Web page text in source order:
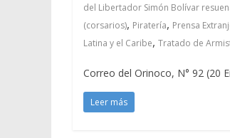
del Libertador Simón Bolívar
(corsarios), Piratería, Prensa
Latina y el Caribe, Tratado de
Correo del Orinoco, N° 92 (20
Leer más